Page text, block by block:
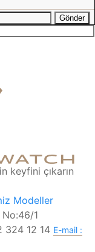
keyfini çıkarın
Modeller
1
324 12 14 E-mail :